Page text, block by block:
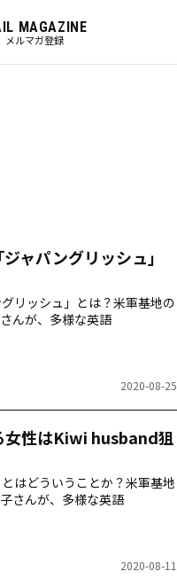
MAGAZINE
メルマガ登録
ャパングリッシュ」
リッシュ」とは？米軍基地の
んが、多様な英語
2020-08-25
女性はKiwi husband狙
はどういうことか？米軍基地
さんが、多様な英語
2020-08-11